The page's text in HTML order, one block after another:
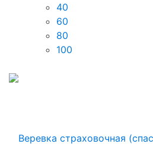
40
60
80
100